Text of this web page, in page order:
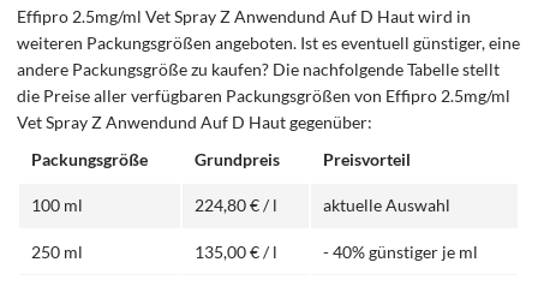
Effipro 2.5mg/ml Vet Spray Z Anwendund Auf D Haut wird in
weiteren Packungsgrößen angeboten. Ist es eventuell günstiger, eine
andere Packungsgröße zu kaufen? Die nachfolgende Tabelle stellt
die Preise aller verfügbaren Packungsgrößen von Effipro 2.5mg/ml
Vet Spray Z Anwendund Auf D Haut gegenüber:
Packungsgröße
Grundpreis Preisvorteil
100 ml 224,80 € / l aktuelle Auswahl
250 ml 135,00 € / l - 40% günstiger je ml